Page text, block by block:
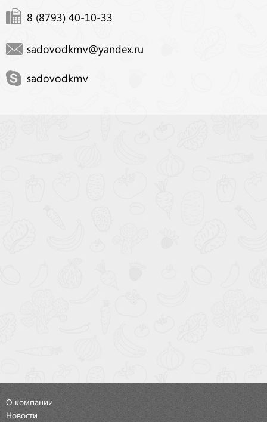
8 (8793) 40-10-33
sadovodkmv@yandex.ru
sadovodkmv
О компании
Новости